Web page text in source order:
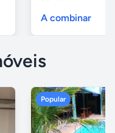
A combinar
Popular